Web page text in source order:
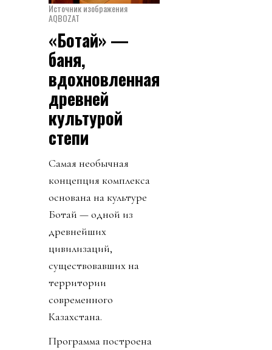
Источник изображения
AQBOZAT
«Ботай» —
баня,
вдохновленная
древней
культурой
степи
Самая необычная
концепция комплекса
основана на культуре
Ботай — одной из
древнейших
цивилизаций,
существовавших на
территории
современного
Казахстана.
Программа построена